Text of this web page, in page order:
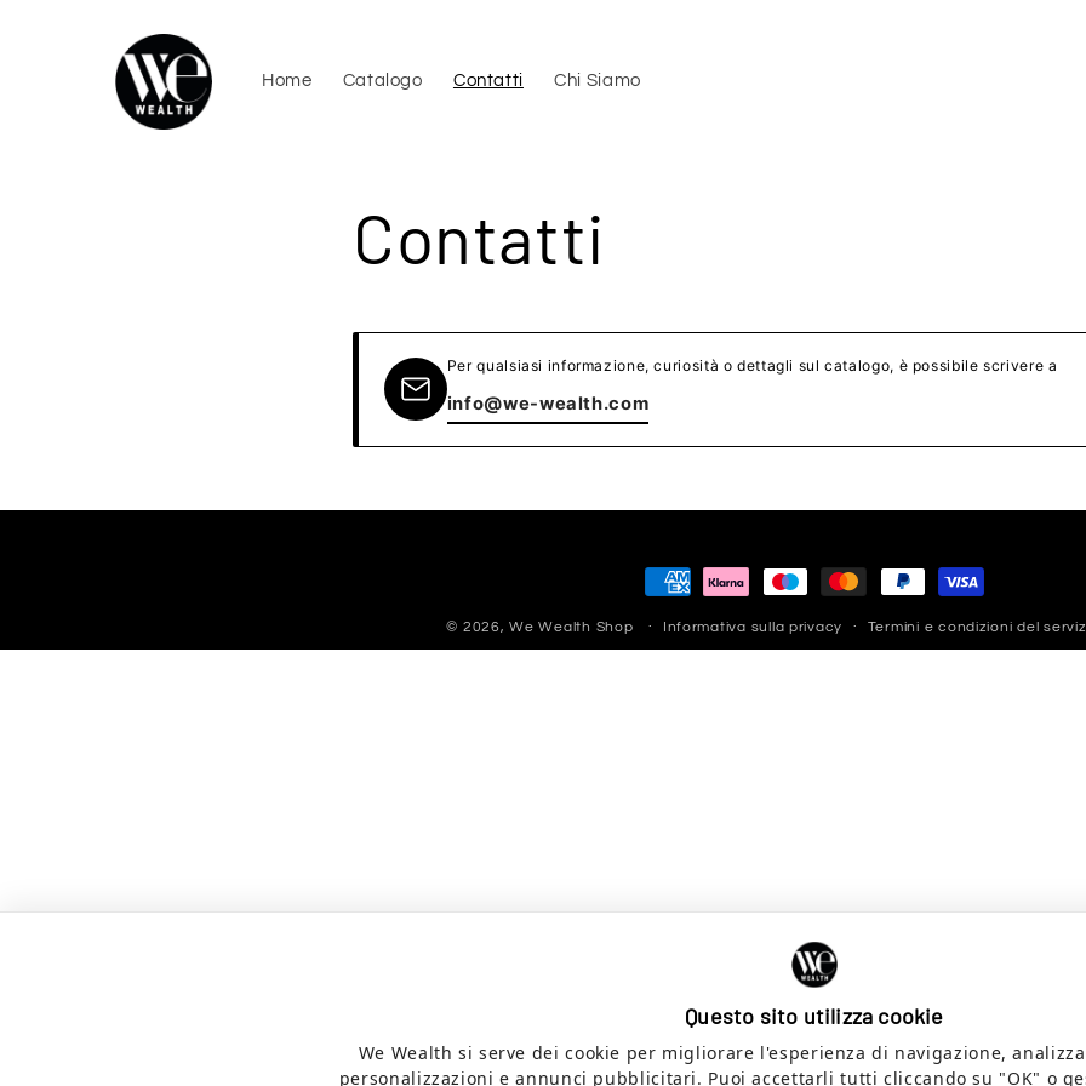
Questo sito utilizza cookie
We Wealth si serve dei cookie per migliorare l'esperienza di navigazione,
personalizzazioni e annunci pubblicitari. Puoi accettarli tutti cliccando su "OK" o
ai contenuti
Home Catalogo Contatti
Chi Siamo
Contatti
Per qualsiasi informazione, curiosità o dettagli sul catalogo, è possibile scrivere a
info@we-wealth.com
Metodi
pagamento
© 2026,We Wealth Shop Informativa sulla privacy Termini e condizioni del